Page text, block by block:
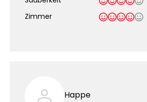
Zimmer
Happe